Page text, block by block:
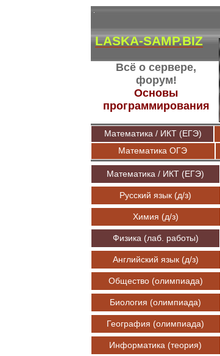
LASKA-SAMP.BIZ
Всё о сервере,
форум!
Основы
программирования
Математика / ИКТ (ЕГЭ)
Математика ОГЭ
Математика / ИКТ (ЕГЭ)
Русский язык (д/з)
Химия (д/з)
Физика (лаб. работы)
Английский язык (д/з)
Общество (олимпиада)
Биология (олимпиада)
География (олимпиада)
Информатика (теория)